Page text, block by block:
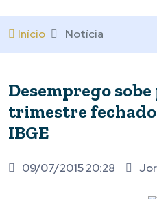
Início Notícia
Desemprego sobe
trimestre
IBGE
09/07/2015 20:28